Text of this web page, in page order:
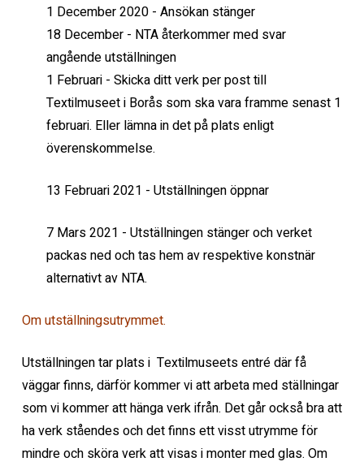
1 December 2020 - Ansökan stänger
18 December - NTA återkommer med svar
angående utställningen
1 Februari - Skicka ditt verk per post till
Textilmuseet i Borås som ska vara framme senast 1
februari. Eller lämna in det på plats enligt
överenskommelse.
13 Februari 2021 - Utställningen öppnar
7 Mars 2021 - Utställningen stänger och verket
packas ned och tas hem av respektive konstnär
alternativt av NTA.
Om utställningsutrymmet.
Utställningen tar plats i Textilmuseets entré där få
väggar finns, därför kommer vi att arbeta med ställningar
som vi kommer att hänga verk ifrån. Det går också bra att
ha verk ståendes och det finns ett visst utrymme för
mindre och sköra verk att visas i monter med glas. Om